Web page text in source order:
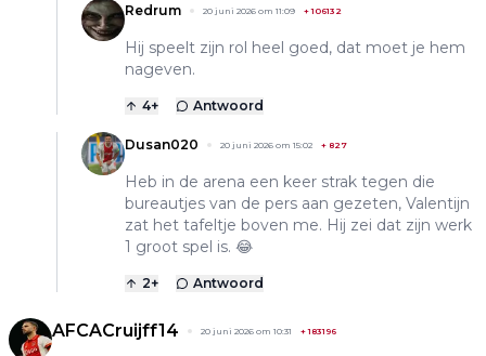
Redrum 20 juni 2026 om 11:09 +106132
Hij speelt zijn rol heel goed, dat moet je hem
nageven.
4+ Antwoord
Dusan020 20 juni 2026 om 15:02 + 827
Heb in de arena een keer strak tegen die
bureautjes van de pers aan gezeten, Valentijn
zat het tafeltje boven me. Hij zei dat zijn werk
1 groot spel is. 😂
2+ Antwoord
AFCACruijff14 20 juni 2026 om 10:31 +183196